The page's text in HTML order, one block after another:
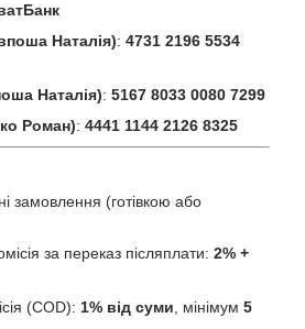
Наталія): 4731 2196 5534
Наталія): 5167 8033 0080 7299
Роман): 4441 1144 2126 8325
замовлення (готівкою або
за переказ післяплати: 2% +
(COD): 1% від суми , мінімум 5